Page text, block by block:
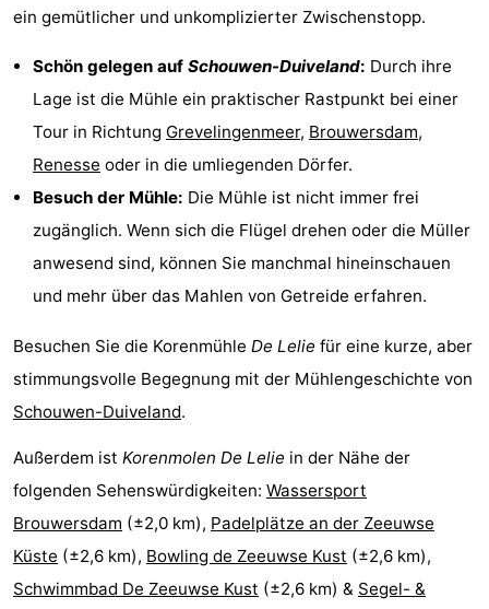
Hof
Haamstede
Zimmer
Frühstück)
Strand
tun
Museen
-
Denkmäler
Kirchen
Mühlen
-
Aussichtspunkte
Attraktionen
-
ein gemütlicher und unkomplizierter Zwischenstopp.
Schön gelegen auf Schouwen-Duiveland: Durch ihre
Lage ist die Mühle ein praktischer Rastpunkt bei einer
Tour in Richtung Grevelingenmeer, Brouwersdam,
Renesse oder in die umliegenden Dörfer.
Besuch der Mühle: Die Mühle ist nicht immer frei
zugänglich. Wenn sich die Flügel drehen oder die Müller
anwesend sind, können Sie manchmal hineinschauen
und mehr über das Mahlen von Getreide erfahren.
Besuchen Sie die Korenmühle De Lelie für eine kurze, aber
stimmungsvolle Begegnung mit der Mühlengeschichte von
Schouwen-Duiveland.
Außerdem ist Korenmolen De Lelie in der Nähe der
folgenden Sehenswürdigkeiten: Wassersport
Brouwersdam (±2,0 km), Padelplätze an der Zeeuwse
Küste (±2,6 km), Bowling de Zeeuwse Kust (±2,6 km),
Schwimmbad De Zeeuwse Kust (±2,6 km) & Segel- &